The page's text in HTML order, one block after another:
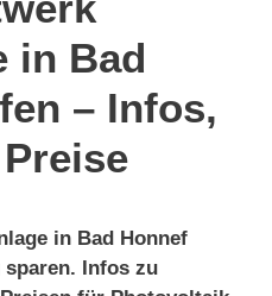
in Bad
– Infos,
in Bad Honnef
sparen. Infos zu